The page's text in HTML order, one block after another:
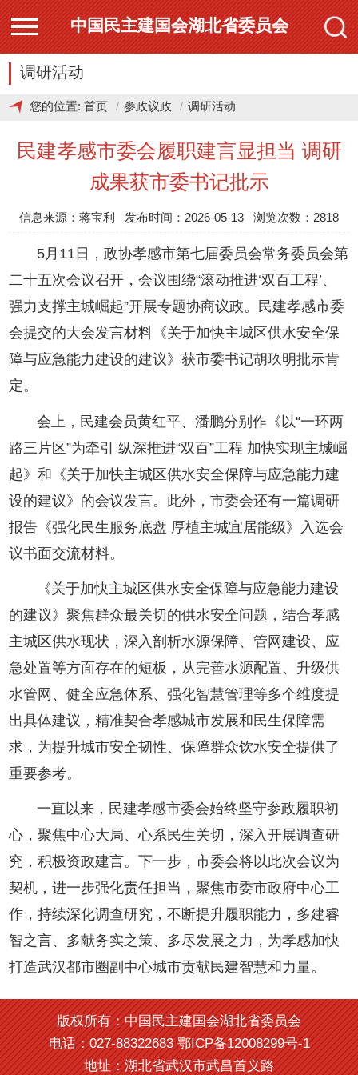
中国民主建国会湖北省委员会
调研活动
您的位置: 首页 参政议政 调研活动
民建孝感市委会履职建言显担当 调研
成果获市委书记批示
信息来源：蒋宝利 发布时间：2026-05-13 浏览次数：2818
5月11日，政协孝感市第七届委员会常务委员会第
二十五次会议召开，会议围绕“滚动推进‘双百工程’、
强力支撑主城崛起”开展专题协商议政。民建孝感市委
会提交的大会发言材料《关于加快主城区供水安全保
障与应急能力建设的建议》获市委书记胡玖明批示肯
定。
会上，民建会员黄红平、潘鹏分别作《以“一环两
路三片区”为牵引 纵深推进“双百”工程 加快实现主城崛
起》和《关于加快主城区供水安全保障与应急能力建
设的建议》的会议发言。此外，市委会还有一篇调研
报告《强化民生服务底盘 厚植主城宜居能级》入选会
议书面交流材料。
《关于加快主城区供水安全保障与应急能力建设
的建议》聚焦群众最关切的供水安全问题，结合孝感
主城区供水现状，深入剖析水源保障、管网建设、应
急处置等方面存在的短板，从完善水源配置、升级供
水管网、健全应急体系、强化智慧管理等多个维度提
出具体建议，精准契合孝感城市发展和民生保障需
求，为提升城市安全韧性、保障群众饮水安全提供了
重要参考。
一直以来，民建孝感市委会始终坚守参政履职初
心，聚焦中心大局、心系民生关切，深入开展调查研
究，积极资政建言。下一步，市委会将以此次会议为
契机，进一步强化责任担当，聚焦市委市政府中心工
作，持续深化调查研究，不断提升履职能力，多建睿
智之言、多献务实之策、多尽发展之力，为孝感加快
打造武汉都市圈副中心城市贡献民建智慧和力量。
版权所有：中国民主建国会湖北省委员会
电话：027-88322683 鄂ICP备12008299号-1
地址：湖北省武汉市武昌首义路